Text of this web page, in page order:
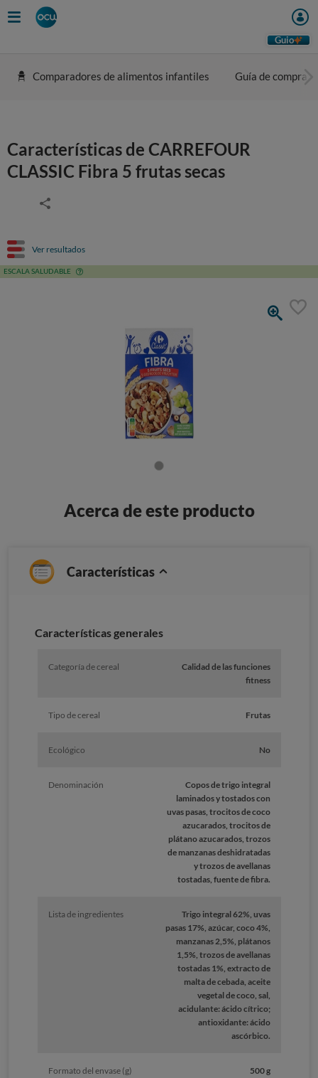
Guio
Comparadores de alimentos infantiles Guía de compra
Características de CARREFOUR
CLASSIC Fibra 5 frutas secas
Ver resultados
ESCALA SALUDABLE
Acerca de este producto
Características
Características generales
Categoría de cereal
Calidad de las funciones
fitness
Tipo de cereal Frutas
Ecológico No
Denominación
Copos de trigo integral
laminados y tostados con
uvas pasas, trocitos de coco
azucarados, trocitos de
plátano azucarados, trozos
de manzanas deshidratadas
y trozos de avellanas
tostadas, fuente de fibra.
Lista de ingredientes
Trigo integral 62%, uvas
pasas 17%, azúcar, coco 4%,
manzanas 2,5%, plátanos
1,5%, trozos de avellanas
tostadas 1%, extracto de
malta de cebada, aceite
vegetal de coco, sal,
acidulante: ácido cítrico;
antioxidante: ácido
ascórbico.
Formato del envase (g) 500 g